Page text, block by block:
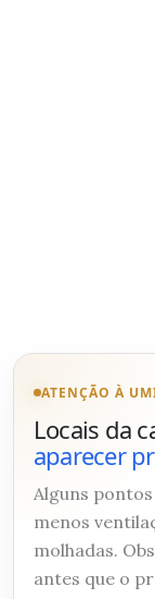
ATENÇÃO À
Locais da
aparecer
Alguns
menos
molhadas.
antes que o